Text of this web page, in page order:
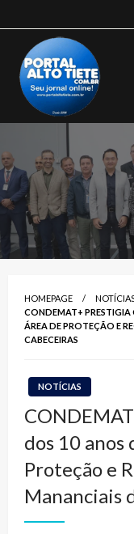
to
content
HOMEPAGE
CONDEMAT+ PRESTIGIA
ÁREA DE PROTEÇÃO E
CABECEIRAS
NOTÍCIAS
dos 10 anos
Proteção e
Mananciais